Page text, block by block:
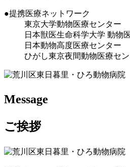
●提携医療ネットワーク
東京大学動物医療センター
日本獣医生命科学大学 動物
日本動物高度医療センター
ひがし東京夜間動物医療セ
Message
ご挨拶